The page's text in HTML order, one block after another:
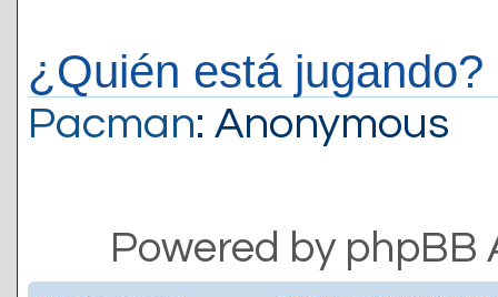
¿Quién está jugando?
Pacman: Anonymous
Powered by